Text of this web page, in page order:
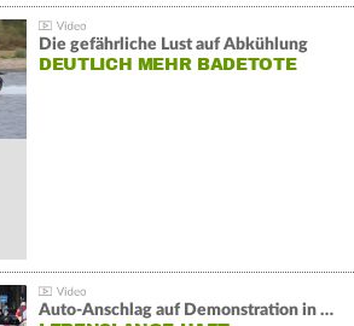
Die gefährliche Lust auf Abkühlung
DEUTLICH MEHR BADETOTE
Auto-Anschlag auf Demonstration in München: